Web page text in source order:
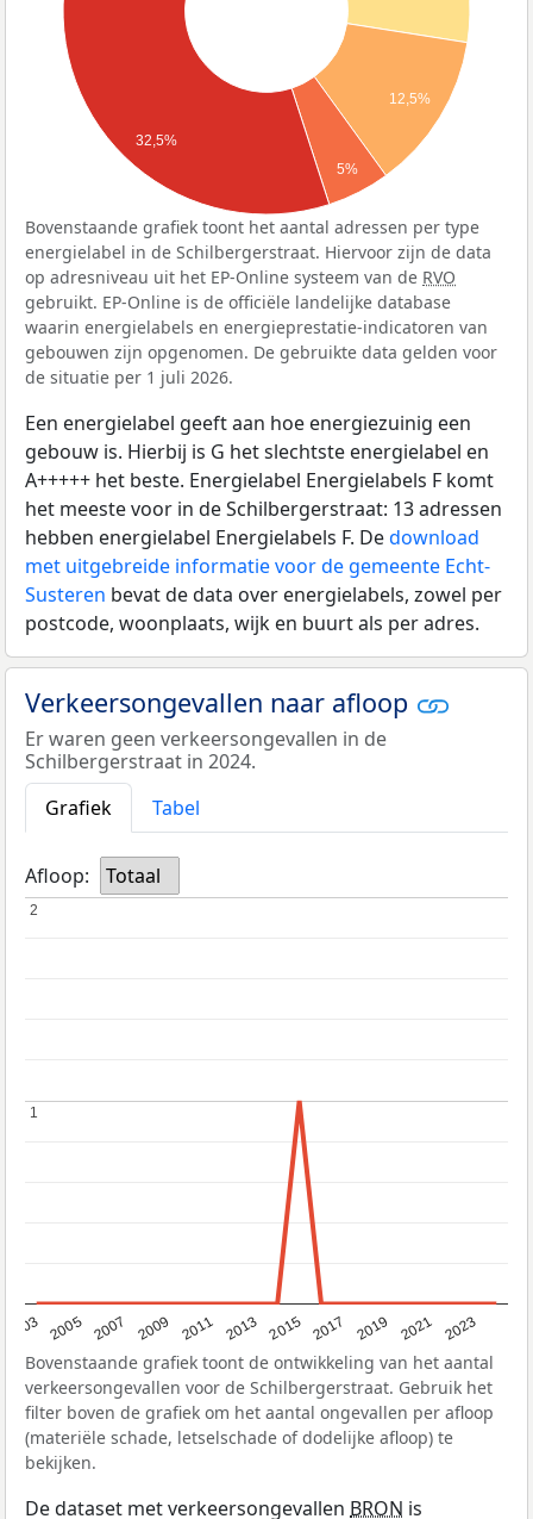
12,5%
5%
32,5%
Bovenstaande grafiek toont het aantal adressen per type
energielabel in de Schilbergerstraat. Hiervoor zijn de data
op adresniveau uit het EP-Online systeem van de RVO
gebruikt. EP-Online is de officiële landelijke database
waarin energielabels en energieprestatie-indicatoren van
gebouwen zijn opgenomen. De gebruikte data gelden voor
de situatie per 1 juli 2026.
Een energielabel geeft aan hoe energiezuinig een
gebouw is. Hierbij is G het slechtste energielabel en
A+++++ het beste. Energielabel Energielabels F komt
het meeste voor in de Schilbergerstraat: 13 adressen
hebben energielabel Energielabels F. Dedownload
met uitgebreide informatie voor de gemeente Echt-
Susteren bevat de data over energielabels, zowel per
postcode, woonplaats, wijk en buurt als per adres.
Verkeersongevallen naar afloop
Er waren geen verkeersongevallen in de
Schilbergerstraat in 2024.
Grafiek
Tabel
Afloop: Totaal
2003 2005 2007 2009 2011 2013 2015 2017 2019 2021 2023
1
1
2
2
Bovenstaande grafiek toont de ontwikkeling van het aantal
verkeersongevallen voor de Schilbergerstraat. Gebruik het
filter boven de grafiek om het aantal ongevallen per afloop
(materiële schade, letselschade of dodelijke afloop) te
bekijken.
De dataset met verkeersongevallen BRON is